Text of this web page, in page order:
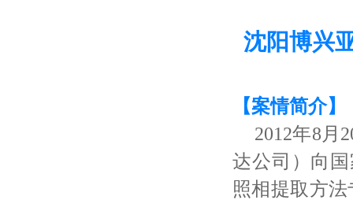
沈阳博兴
【案情简介】
2012年8月
达公司）向
照相提取方